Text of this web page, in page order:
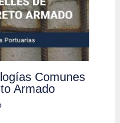
Comunes
Armado